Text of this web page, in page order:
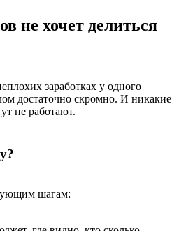
не хочет делиться
заработках у одного
достаточно скромно. И никакие
не работают.
шагам: